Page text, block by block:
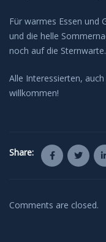
Für warmes Essen und
und die helle
noch auf die Sternwarte.
Alle Interessierten,
willkommen!
Share:
Comments are closed.